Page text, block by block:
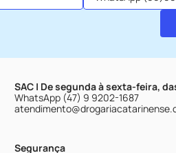
SAC | De segunda à sexta-feira,
WhatsApp (47) 9 9202-1687
Segurança